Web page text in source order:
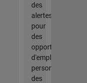
des
alertes
pour
des
opportunités
d'emploi
personnalisées,
des